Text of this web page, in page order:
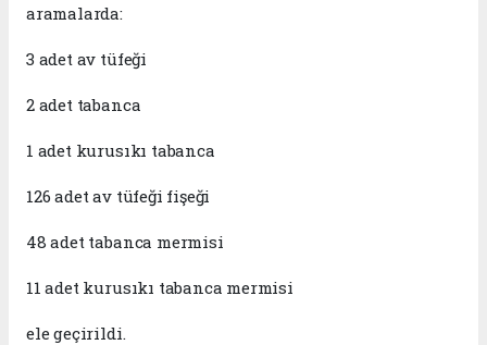
aramalarda:
3 adet av tüfeği
2 adet tabanca
1 adet kurusıkı tabanca
126 adet av tüfeği fişeği
48 adet tabanca mermisi
11 adet kurusıkı tabanca mermisi
ele geçirildi.